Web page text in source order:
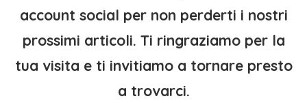
account social per non perderti i nostri
prossimi articoli. Ti ringraziamo per la
tua visita e ti invitiamo a tornare presto
a trovarci.